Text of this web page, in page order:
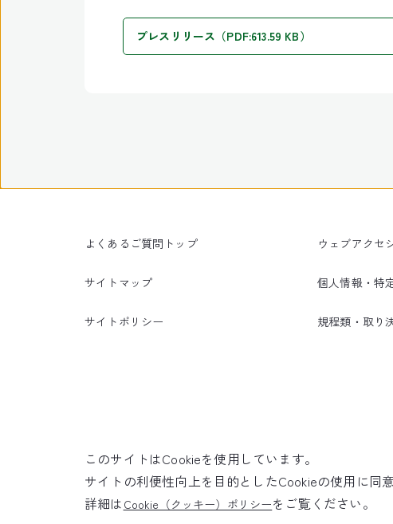
プレスリリース（PDF:613.59 KB）
よくあるご質問トップ
サイトマップ
サイトポリシー
ウェブアクセ
個人情報・特
規程類・取り
このサイトはCookieを使用しています。
サイトの利便性向上を目的としたCookieの使用に同
詳細は Cookie（クッキー）ポリシーをご覧ください。